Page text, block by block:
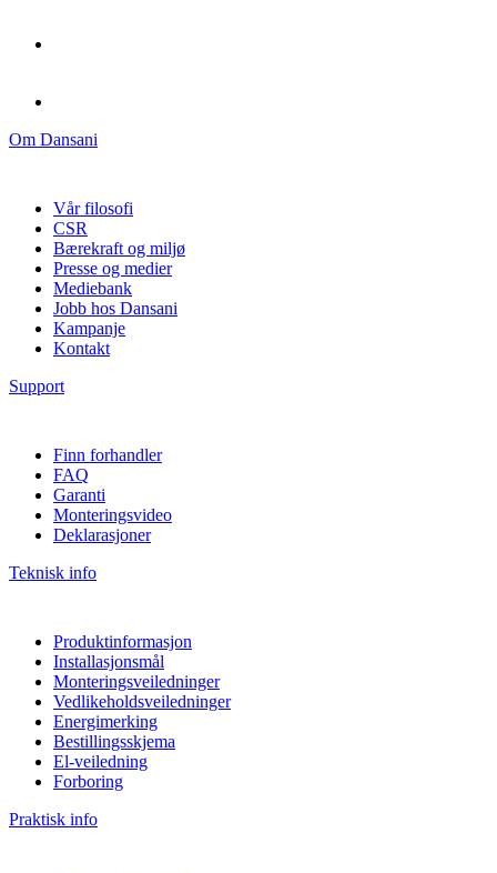
Om Dansani
Vår filosofi
CSR
Bærekraft og miljø
Presse og medier
Mediebank
Jobb hos Dansani
Kampanje
Kontakt
Support
Finn forhandler
FAQ
Garanti
Monteringsvideo
Deklarasjoner
Teknisk info
Produktinformasjon
Installasjonsmål
Monteringsveiledninger
Vedlikeholdsveiledninger
Energimerking
Bestillingsskjema
El-veiledning
Forboring
Praktisk info